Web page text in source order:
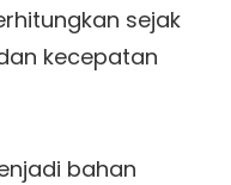
sejak
kecepatan
bahan